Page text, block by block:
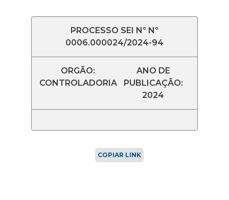
PROCESSO SEI Nº Nº
0006.000024/2024-94
ORGÃO:
CONTROLADORIA
ANO DE
PUBLICAÇÃO:
2024
COPIAR LINK